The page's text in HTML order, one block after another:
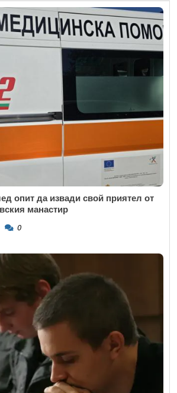
опит да извади свой приятел от
манастир
0